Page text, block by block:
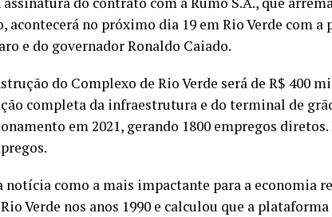
acontecerá no próximo dia 19 em Rio Verde com a
e do governador Ronaldo Caiado.
do Complexo de Rio Verde será de R$ 400
completa da infraestrutura e do terminal de
em 2021, gerando 1800 empregos
como a mais impactante para a economia
Verde nos anos 1990 e calculou que a